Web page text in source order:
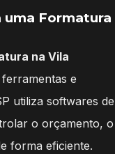
uma Formatura
na Vila
e
utiliza softwares de
o orçamento, o
forma eficiente.